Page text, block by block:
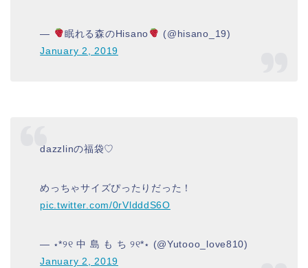
— 眠れる森のHisano
(@hisano_19)
January 2, 2019
dazzlinの福袋♡
めっちゃサイズぴったりだった！
pic.twitter.com/0rVldddS6O
— ⋆*୨୧ 中 島 も ち ୨୧*⋆ (@Yutooo_love810)
January 2, 2019